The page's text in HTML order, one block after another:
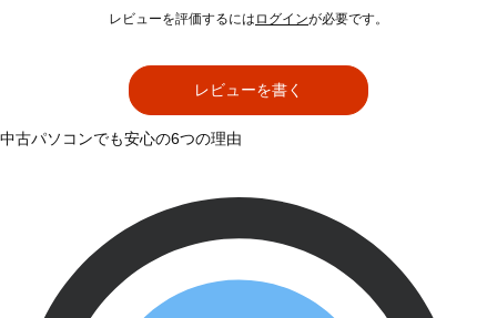
レビューを評価するには ログインが必要です。
レビューを書く
中古パソコンでも安心の6つの理由